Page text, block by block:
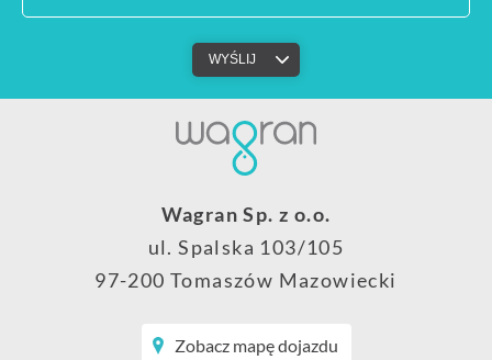
Wagran Sp. z o.o.
ul. Spalska 103/105
97-200 Tomaszów Mazowiecki
Zobacz mapę dojazdu